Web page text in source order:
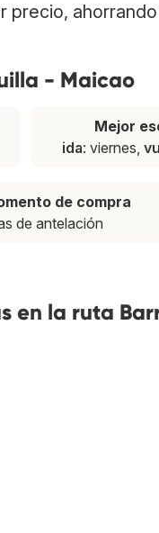
precio,
- Maicao
Mejor
ida: viernes,
de compra
de antelación
en la ruta